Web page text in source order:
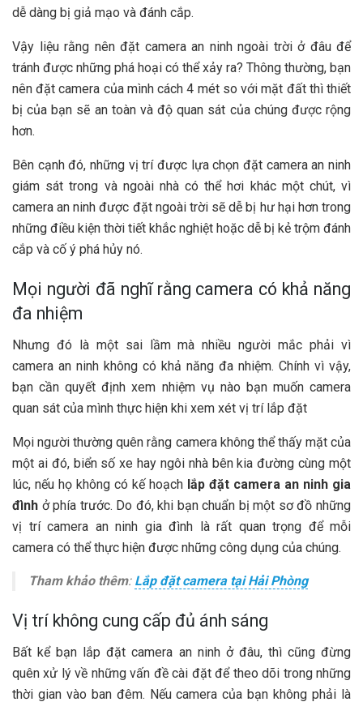
dễ dàng bị giả mạo và đánh cắp.
Vậy liệu rằng nên đặt camera an ninh ngoài trời ở đâu để
tránh được những phá hoại có thể xảy ra? Thông thường, bạn
nên đặt camera của mình cách 4 mét so với mặt đất thì thiết
bị của bạn sẽ an toàn và độ quan sát của chúng được rộng
hơn.
Bên cạnh đó, những vị trí được lựa chọn đặt camera an ninh
giám sát trong và ngoài nhà có thể hơi khác một chút, vì
camera an ninh được đặt ngoài trời sẽ dễ bị hư hại hơn trong
những điều kiện thời tiết khắc nghiệt hoặc dễ bị kẻ trộm đánh
cắp và cố ý phá hủy nó.
Mọi người đã nghĩ rằng camera có khả năng
đa nhiệm
Nhưng đó là một sai lầm mà nhiều người mắc phải vì
camera an ninh không có khả năng đa nhiệm. Chính vì vậy,
bạn cần quyết định xem nhiệm vụ nào bạn muốn camera
quan sát của mình thực hiện khi xem xét vị trí lắp đặt
Mọi người thường quên rằng camera không thể thấy mặt của
một ai đó, biển số xe hay ngôi nhà bên kia đường cùng một
lúc, nếu họ không có kế hoạch lắp đặt camera an ninh gia
đình ở phía trước. Do đó, khi bạn chuẩn bị một sơ đồ những
vị trí camera an ninh gia đình là rất quan trọng để mỗi
camera có thể thực hiện được những công dụng của chúng.
Tham khảo thêm: Lắp đặt camera tại Hải Phòng
Vị trí không cung cấp đủ ánh sáng
Bất kể bạn lắp đặt camera an ninh ở đâu, thì cũng đừng
quên xử lý về những vấn đề cài đặt để theo dõi trong những
thời gian vào ban đêm. Nếu camera của bạn không phải là